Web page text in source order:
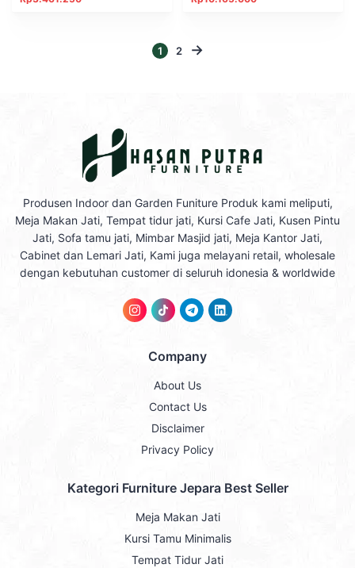
1 2 →
Produsen Indoor dan Garden Funiture Produk kami meliputi,
Meja Makan Jati, Tempat tidur jati, Kursi Cafe Jati, Kusen Pintu
Jati, Sofa tamu jati, Mimbar Masjid jati, Meja Kantor Jati,
Cabinet dan Lemari Jati, Kami juga melayani retail, wholesale
dengan kebutuhan customer di seluruh idonesia & worldwide
Company
About Us
Contact Us
Disclaimer
Privacy Policy
Kategori Furniture Jepara Best Seller
Meja Makan Jati
Kursi Tamu Minimalis
Tempat Tidur Jati